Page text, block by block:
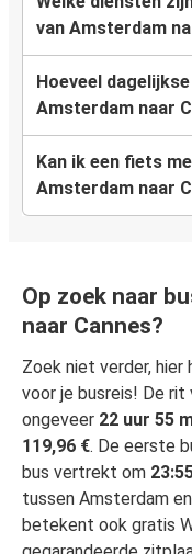
van Amsterdam
Hoeveel
Amsterdam naar
Kan ik een fiets
Amsterdam naar
Op zoek naar
naar Cannes?
Zoek niet verder, hier
voor je busreis! De rit
ongeveer 22 uur 55
119,96 €. De eerste
bus vertrekt om
tussen Amsterdam
betekent ook gratis